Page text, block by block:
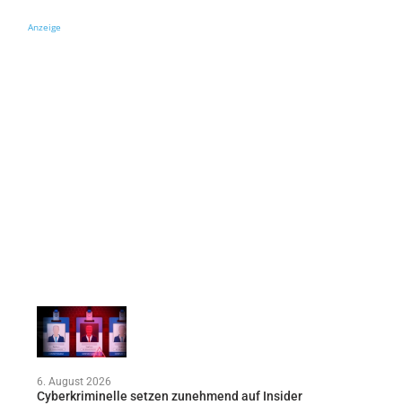
Anzeige
6. August 2026
Cyberkriminelle setzen zunehmend auf Insider